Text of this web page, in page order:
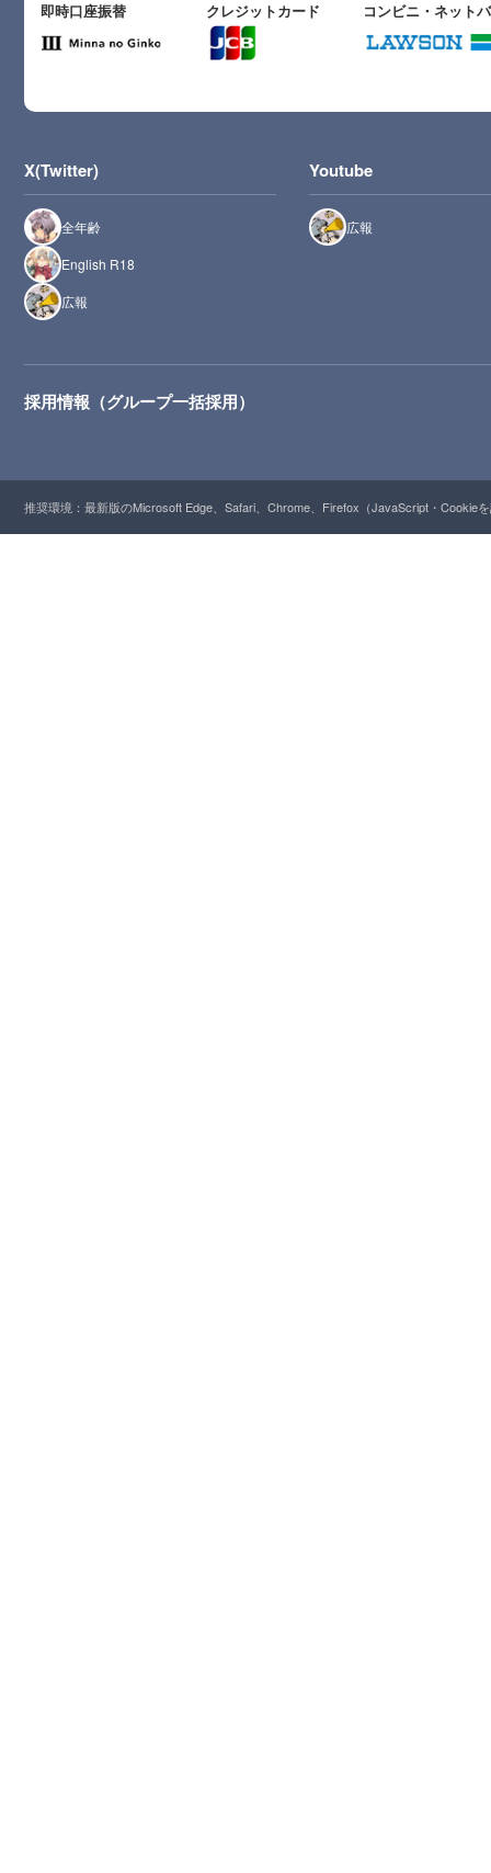
即時口座振替 クレジットカード コンビニ・ネット
X(Twitter)
全年齢
English R18
広報
Youtube
広報
採用情報（グループ一括採用）
推奨環境：最新版のMicrosoft Edge、Safari、Chrome、Firefox（JavaScript・Cookie